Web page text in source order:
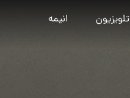
تلویزیون انیمه